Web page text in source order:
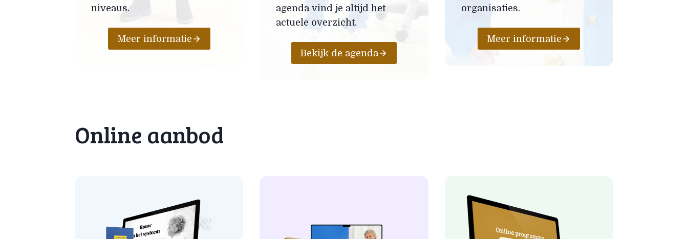
niveaus.
Meer informatie
agenda vind je altijd het
actuele overzicht.
Bekijk de agenda
organisaties.
Meer informatie
Online aanbod